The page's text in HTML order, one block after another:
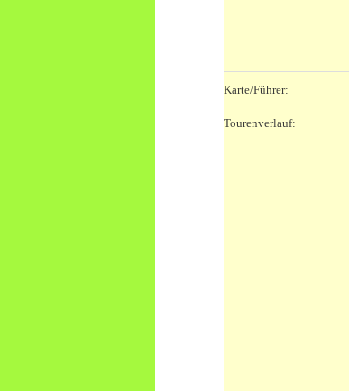
Karte/Führer:
Tourenverlauf: